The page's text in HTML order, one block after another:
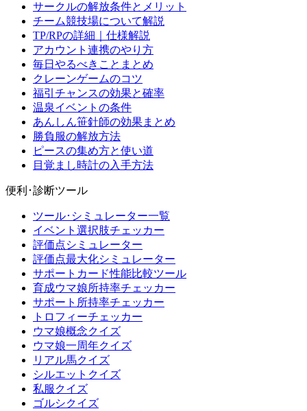
サークルの解放条件とメリット
チーム競技場について解説
TP/RPの詳細｜仕様解説
アカウント連携のやり方
毎日やるべきことまとめ
クレーンゲームのコツ
福引チャンスの効果と確率
温泉イベントの条件
あんしん笹針師の効果まとめ
勝負服の解放方法
ピースの集め方と使い道
目覚まし時計の入手方法
便利･診断ツール
ツール･シミュレーター一覧
イベント選択肢チェッカー
評価点シミュレーター
評価点最大化シミュレーター
サポートカード性能比較ツール
育成ウマ娘所持率チェッカー
サポート所持率チェッカー
トロフィーチェッカー
ウマ娘概念クイズ
ウマ娘一周年クイズ
リアル馬クイズ
シルエットクイズ
私服クイズ
ゴルシクイズ